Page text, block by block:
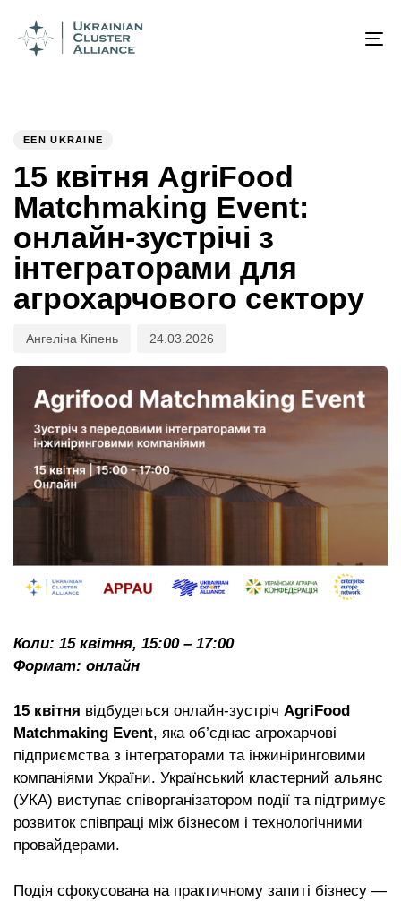
IN:
EEN UKRAINE
15 квітня AgriFood
Matchmaking Event:
онлайн-зустрічі з
інтеграторами для
агрохарчового сектору
Ангеліна Кіпень
on:
24.03.2026
Коли: 15 квітня, 15:00 – 17:00
Формат: онлайн
15 квітня відбудеться онлайн-зустріч AgriFood
Matchmaking Event, яка об’єднає агрохарчові
підприємства з інтеграторами та інжиніринговими
компаніями України. Український кластерний альянс
(УКА) виступає співорганізатором події та підтримує
розвиток співпраці між бізнесом і технологічними
провайдерами.
Подія сфокусована на практичному запиті бізнесу —